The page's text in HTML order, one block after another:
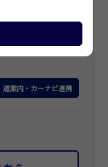
道案内・カーナビ連携